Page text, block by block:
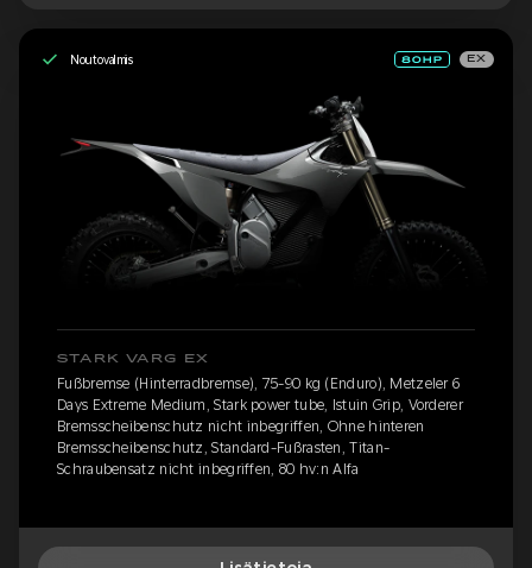
Noutovalmis EX
STARK VARG EX
Fußbremse (Hinterradbremse), 75-90 kg (Enduro), Metzeler 6
Days Extreme Medium, Stark power tube, Istuin Grip, Vorderer
Bremsscheibenschutz nicht inbegriffen, Ohne hinteren
Bremsscheibenschutz, Standard-Fußrasten, Titan-
Schraubensatz nicht inbegriffen, 80 hv:n Alfa